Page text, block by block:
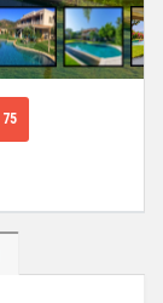
75